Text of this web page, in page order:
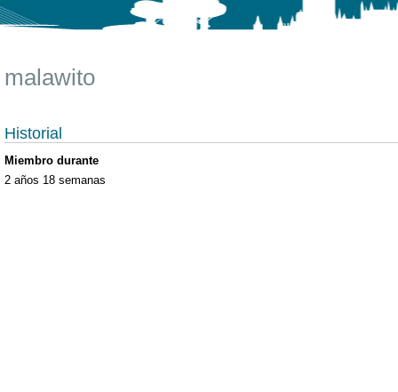
malawito
Historial
Miembro durante
2 años 18 semanas